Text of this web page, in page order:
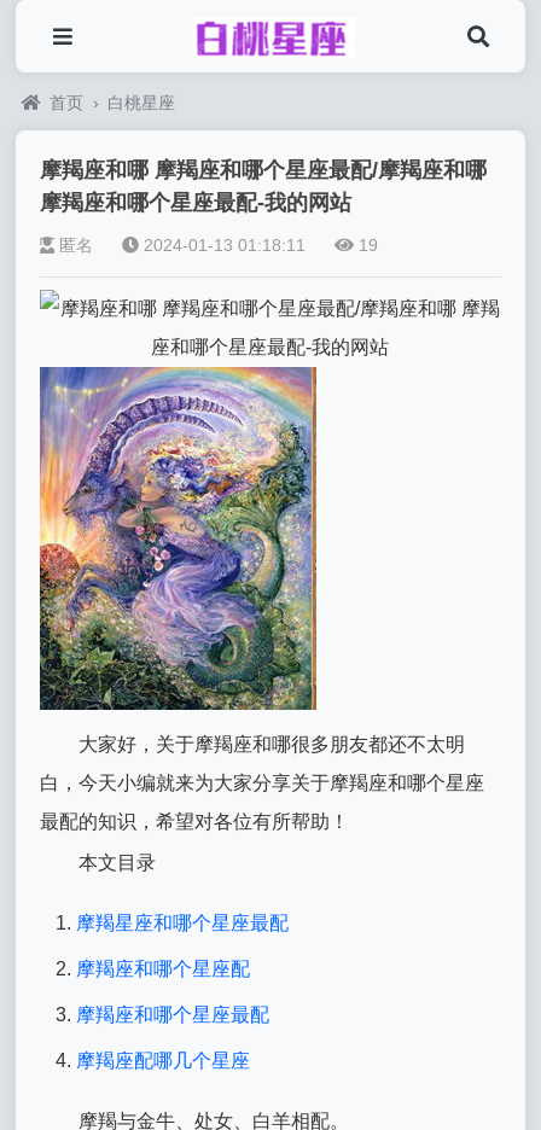
首页 › 白桃星座
摩羯座和哪 摩羯座和哪个星座最配/摩羯座和哪
摩羯座和哪个星座最配-我的网站
匿名 2024-01-13 01:18:11 19
大家好，关于摩羯座和哪很多朋友都还不太明
白，今天小编就来为大家分享关于摩羯座和哪个星座
最配的知识，希望对各位有所帮助！
本文目录
摩羯星座和哪个星座最配
摩羯座和哪个星座配
摩羯座和哪个星座最配
摩羯座配哪几个星座
摩羯与金牛、处女、白羊相配。